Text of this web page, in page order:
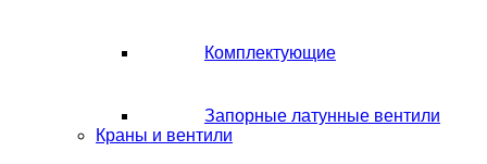
Комплектующие
Запорные латунные вентили
Краны и вентили